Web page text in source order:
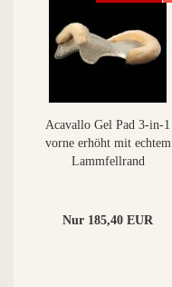
Acavallo Gel Pad 3-in-1
vorne erhöht mit echtem
Lammfellrand
Nur 185,40 EUR